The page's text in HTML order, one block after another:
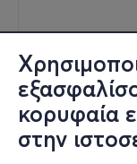
κορυφαία
στην